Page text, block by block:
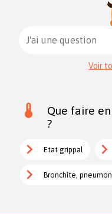
J'ai une question
Voir
Que faire
?
Etat grippal
Bronchite,